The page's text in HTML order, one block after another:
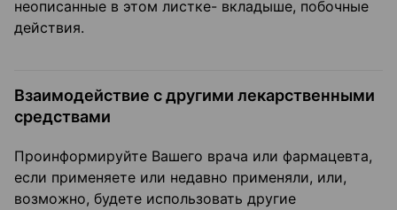
неописанные в этом листке- вкладыше, побочные
действия.
Взаимодействие с другими лекарственными
средствами
Проинформируйте Вашего врача или фармацевта,
если применяете или недавно применяли, или,
возможно, будете использовать другие